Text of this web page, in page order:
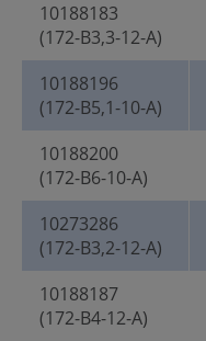
10188183
(172-B3,3-12-A)
10188196
(172-B5,1-10-A)
10188200
(172-B6-10-A)
10273286
(172-B3,2-12-A)
10188187
(172-B4-12-A)